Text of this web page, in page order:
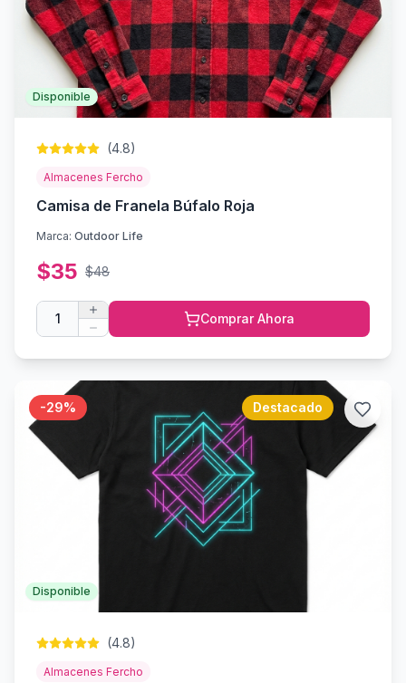
Disponible
(4.8)
Almacenes Fercho
Camisa de Franela Búfalo Roja
Marca: Outdoor Life
$35 $48
1 Comprar Ahora
-29% Destacado
Disponible
(4.8)
Almacenes Fercho